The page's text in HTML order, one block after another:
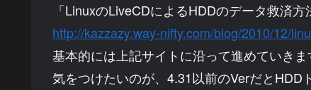
「LinuxのLiveCDによるHDDのデータ救済
http://kazzazy.way-nifty.com/blog/2010/12/
基本的には上記サイトに沿って進めていきま
気をつけたいのが、4.31以前のVerだとHDD